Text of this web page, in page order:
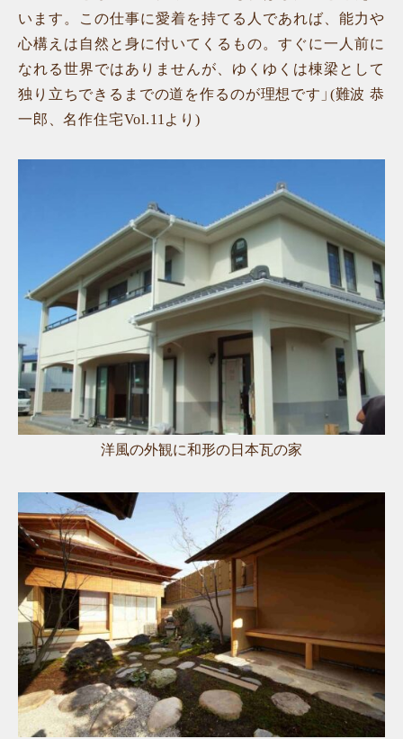
います。この仕事に愛着を持てる人であれば、能力や
心構えは自然と身に付いてくるもの。すぐに一人前に
なれる世界ではありませんが、ゆくゆくは棟梁として
独り立ちできるまでの道を作るのが理想です」(難波 恭
一郎、名作住宅Vol.11より)
洋風の外観に和形の日本瓦の家